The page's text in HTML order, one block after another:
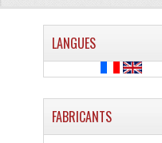
LANGUES
FABRICANTS